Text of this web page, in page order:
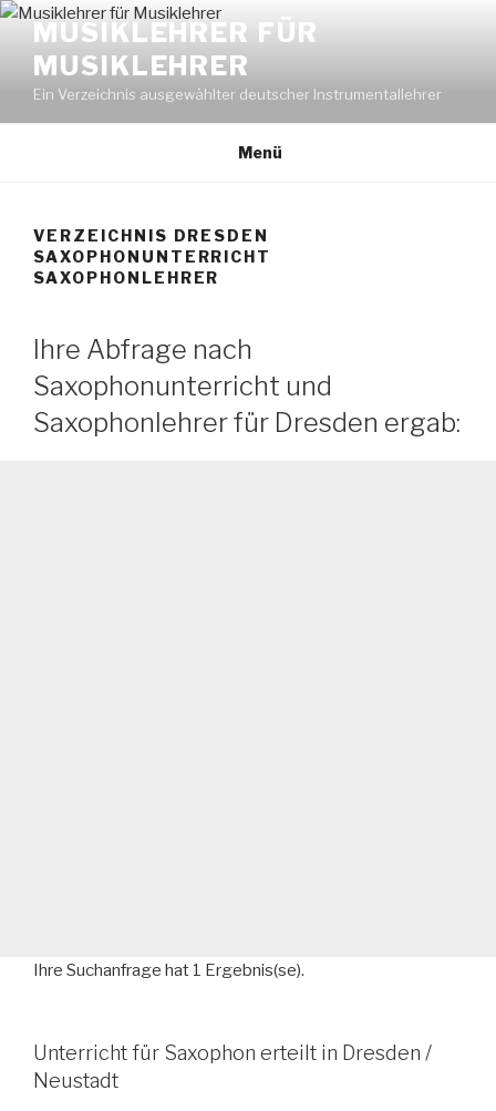
Zum
Inhalt
springen
MUSIKLEHRER FÜR
MUSIKLEHRER
Ein Verzeichnis ausgewählter deutscher Instrumentallehrer
Menü
VERZEICHNIS DRESDEN
SAXOPHONUNTERRICHT
SAXOPHONLEHRER
Ihre Abfrage nach
Saxophonunterricht und
Saxophonlehrer für Dresden ergab:
Ihre Suchanfrage hat 1 Ergebnis(se).
Unterricht für Saxophon erteilt in Dresden /
Neustadt